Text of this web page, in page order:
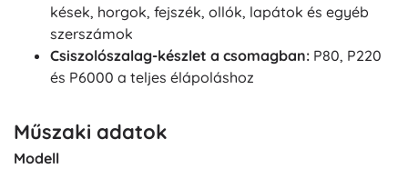
kések, horgok, fejszék, ollók, lapátok és egyéb
szerszámok
Csiszolószalag-készlet a csomagban: P80, P220
és P6000 a teljes élápoláshoz
Műszaki adatok
Modell